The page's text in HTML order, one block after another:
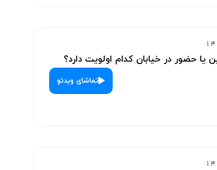
یا حضور در خیابان کدام اولویت دارد؟
تماشای ویدئو